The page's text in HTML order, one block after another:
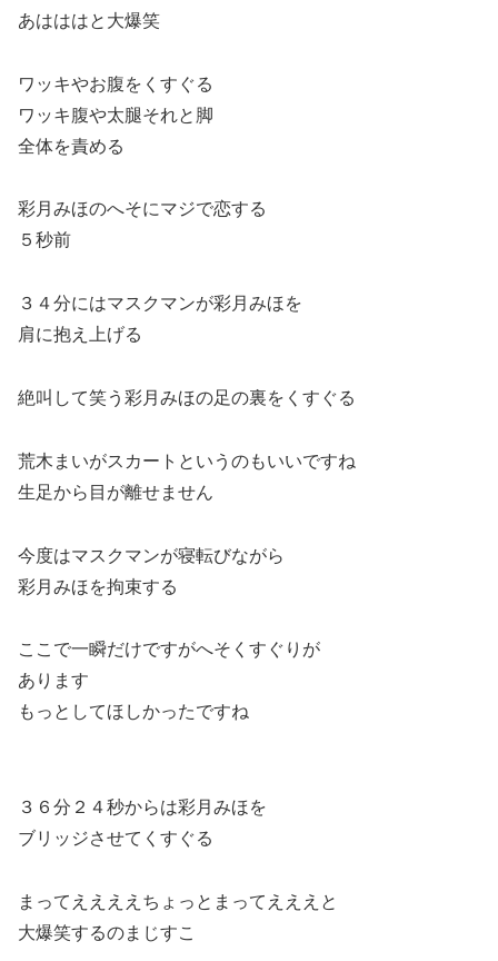
あはははと大爆笑
ワッキやお腹をくすぐる
ワッキ腹や太腿それと脚
全体を責める
彩月みほのへそにマジで恋する
５秒前
３４分にはマスクマンが彩月みほを
肩に抱え上げる
絶叫して笑う彩月みほの足の裏をくすぐる
荒木まいがスカートというのもいいですね
生足から目が離せません
今度はマスクマンが寝転びながら
彩月みほを拘束する
ここで一瞬だけですがへそくすぐりが
あります
もっとしてほしかったですね
３６分２４秒からは彩月みほを
ブリッジさせてくすぐる
まってええええちょっとまってえええと
大爆笑するのまじすこ